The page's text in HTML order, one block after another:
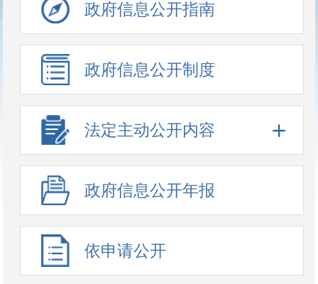
政府信息公开指南
政府信息公开制度
法定主动公开内容
政府信息公开年报
依申请公开